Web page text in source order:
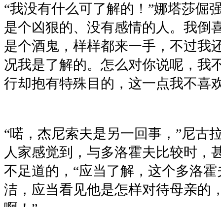
“我没有什么可了解的！”娜塔莎倔
是个凶狠的、没有感情的人。我倒
是个酒鬼，样样都来一手，不过我
况我是了解的。怎么对你说呢，我
行却抱有特殊目的，这一点我不
“喏，杰尼索夫是另一回事，”尼古
人家感觉到，与多洛霍夫比较时，
不足道的，“应当了解，这个多洛
洁，应当看见他是怎样对待母亲的